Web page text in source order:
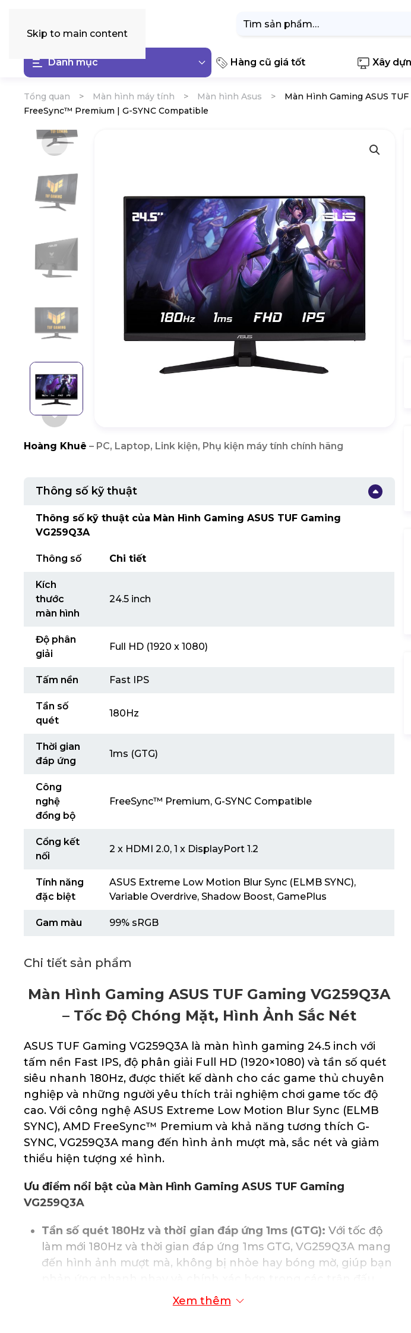
Skip to main content
Tìm
Danh mục Hàng cũ giá tốt Xây
Tổng quan Màn hình máy tính Màn hình Asus
Màn Hình Gaming ASUS
FreeSync™ Premium | G-SYNC Compatible
Hoàng Khuê – PC, Laptop, Link kiện, Phụ kiện máy tính chính hãng
Thông số kỹ thuật
Thông số kỹ thuật của Màn Hình Gaming ASUS TUF Gaming
VG259Q3A
Thông số Chi tiết
Kích
thước
màn hình
24.5 inch
Độ phân
giải
Full HD (1920 x 1080)
Tấm nền Fast IPS
Tần số
quét
180Hz
Thời gian
đáp ứng
1ms (GTG)
Công
nghệ
đồng bộ
FreeSync™ Premium, G-SYNC Compatible
Cổng kết
nối
2 x HDMI 2.0, 1 x DisplayPort 1.2
Tính năng
đặc biệt
ASUS Extreme Low Motion Blur Sync (ELMB SYNC),
Variable Overdrive, Shadow Boost, GamePlus
Gam màu 99% sRGB
Chi tiết sản phẩm
Màn Hình Gaming ASUS TUF Gaming VG259Q3A
– Tốc Độ Chóng Mặt, Hình Ảnh Sắc Nét
ASUS TUF Gaming VG259Q3A là màn hình gaming 24.5 inch với
tấm nền Fast IPS, độ phân giải Full HD (1920×1080) và tần số quét
siêu nhanh 180Hz, được thiết kế dành cho các game thủ chuyên
nghiệp và những người yêu thích trải nghiệm chơi game tốc độ
cao. Với công nghệ ASUS Extreme Low Motion Blur Sync (ELMB
SYNC), AMD FreeSync™ Premium và khả năng tương thích G-
SYNC, VG259Q3A mang đến hình ảnh mượt mà, sắc nét và giảm
thiểu hiện tượng xé hình.
Ưu điểm nổi bật của Màn Hình Gaming ASUS TUF Gaming
VG259Q3A
Tần số quét 180Hz và thời gian đáp ứng 1ms (GTG): Với tốc độ
làm mới 180Hz và thời gian đáp ứng 1ms GTG, VG259Q3A mang
đến hình ảnh mượt mà, không bị nhòe hay bóng mờ, giúp bạn
Xem thêm